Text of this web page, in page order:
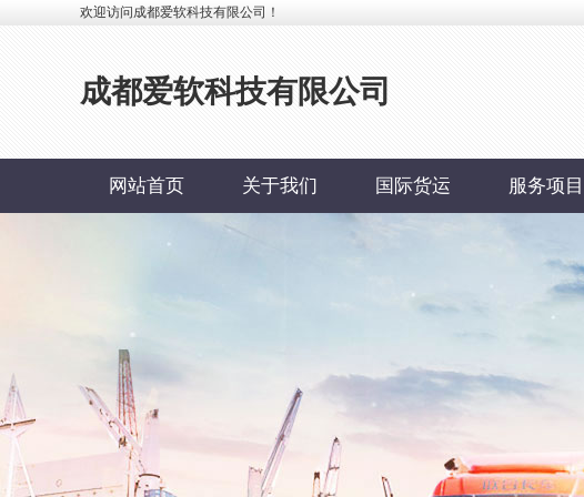
欢迎访问成都爱软科技有限公司！
成都爱软科技有限公司
网站首页 关于我们 国际货运 服务项目